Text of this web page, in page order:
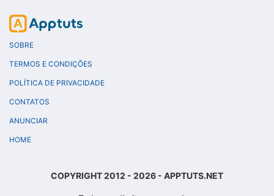
SOBRE
TERMOS E CONDIÇÕES
POLÍTICA DE PRIVACIDADE
CONTATOS
ANUNCIAR
HOME
COPYRIGHT 2012 - 2026 - APPTUTS.NET